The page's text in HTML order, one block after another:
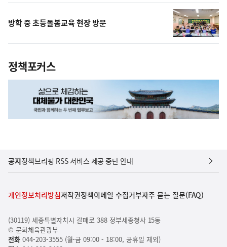
방학 중 초등돌봄교육 현장 방문
정책포커스
공지정책브리핑 RSS 서비스 제공 중단 안내
개인정보처리방침저작권정책이메일 수집거부자주 묻는 질문(FAQ)
(30119) 세종특별자치시 갈매로 388 정부세종청사 15동
© 문화체육관광부
전화044-203-3555 (월-금 09:00 - 18:00, 공휴일 제외)